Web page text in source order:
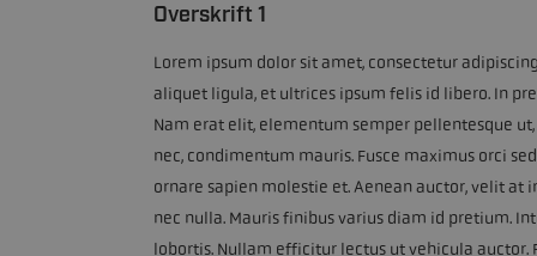
Overskrift 1
Lorem ipsum dolor sit amet, consectetur
aliquet ligula, et ultrices ipsum felis id libero. In
Nam erat elit, elementum semper pellentesque
nec, condimentum mauris. Fusce maximus orci
ornare sapien molestie et. Aenean auctor, velit at
nec nulla. Mauris finibus varius diam id pretium.
lobortis. Nullam efficitur lectus ut vehicula auctor.